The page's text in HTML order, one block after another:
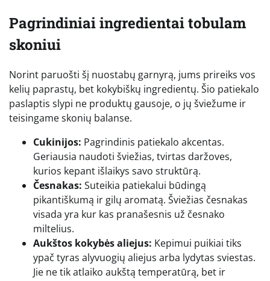
Pagrindiniai ingredientai tobulam
skoniui
Norint paruošti šį nuostabų garnyrą, jums prireiks vos
kelių paprastų, bet kokybiškų ingredientų. Šio patiekalo
paslaptis slypi ne produktų gausoje, o jų šviežume ir
teisingame skonių balanse.
Cukinijos: Pagrindinis patiekalo akcentas.
Geriausia naudoti šviežias, tvirtas daržoves,
kurios kepant išlaikys savo struktūrą.
Česnakas: Suteikia patiekalui būdingą
pikantiškumą ir gilų aromatą. Šviežias česnakas
visada yra kur kas pranašesnis už česnako
miltelius.
Aukštos kokybės aliejus: Kepimui puikiai tiks
ypač tyras alyvuogių aliejus arba lydytas sviestas.
Jie ne tik atlaiko aukštą temperatūrą, bet ir